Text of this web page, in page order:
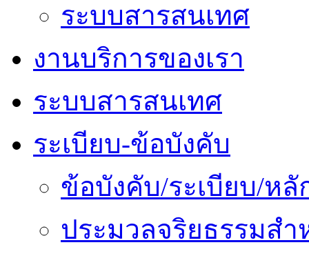
ระบบสารสนเทศ
งานบริการของเรา
ระบบสารสนเทศ
ระเบียบ-ข้อบังคับ
ข้อบังคับ/ระเบียบ/ห
ประมวลจริยธรรมส